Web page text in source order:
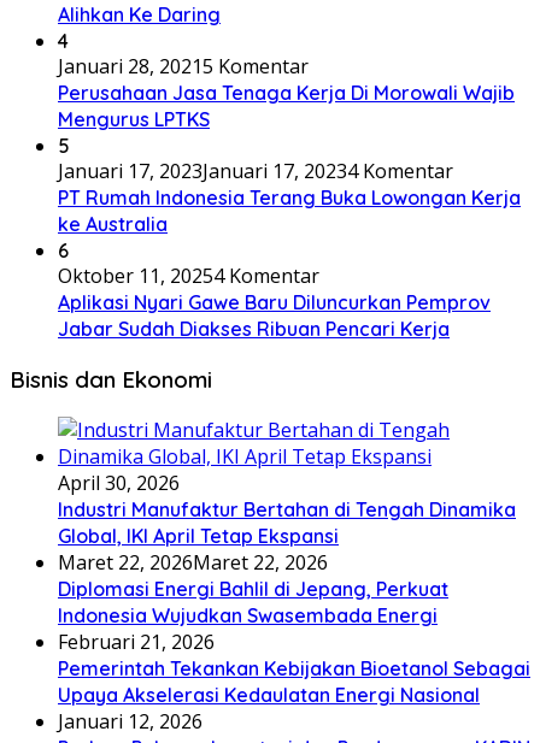
Alihkan Ke Daring
4
Januari 28, 20215 Komentar
Perusahaan Jasa Tenaga Kerja Di Morowali Wajib
Mengurus LPTKS
5
Januari 17, 2023Januari 17, 20234 Komentar
PT Rumah Indonesia Terang Buka Lowongan Kerja
ke Australia
6
Oktober 11, 20254 Komentar
Aplikasi Nyari Gawe Baru Diluncurkan Pemprov
Jabar Sudah Diakses Ribuan Pencari Kerja
Bisnis dan Ekonomi
April 30, 2026
Industri Manufaktur Bertahan di Tengah Dinamika
Global, IKI April Tetap Ekspansi
Maret 22, 2026Maret 22, 2026
Diplomasi Energi Bahlil di Jepang, Perkuat
Indonesia Wujudkan Swasembada Energi
Februari 21, 2026
Pemerintah Tekankan Kebijakan Bioetanol Sebagai
Upaya Akselerasi Kedaulatan Energi Nasional
Januari 12, 2026